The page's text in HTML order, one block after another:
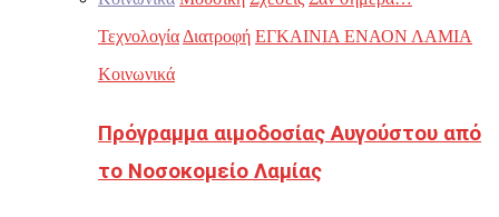
Τεχνολογία Διατροφή ΕΓΚΑΙΝΙΑ ΕΝΑΟΝ ΛΑΜΙΑ
Κοινωνικά
Πρόγραμμα αιμοδοσίας Αυγούστου από
το Νοσοκομείο Λαμίας